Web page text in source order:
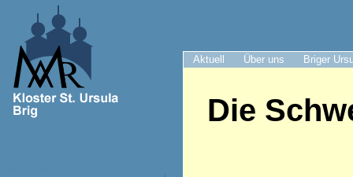
Aktuell Über uns Briger
Die